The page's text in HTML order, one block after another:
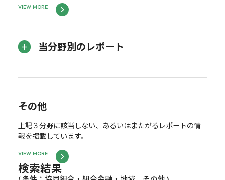
VIEW MORE
当分野別のレポート
その他
上記３分野に該当しない、あるいはまたがるレポートの情
報を掲載しています。
VIEW MORE
検索結果